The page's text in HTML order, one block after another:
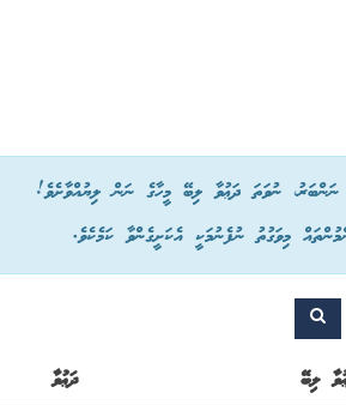
ނުވަތަ ދަޢުވާ ލިބޭ މީހާގެ ނަން ލިޔުއްވާށެވެ!
މިވަގުތު ނުފެނުމަކީ އެކަށީގެންވާ ކަމެކެވެ.
ލިބޭ ދަޢުވާ